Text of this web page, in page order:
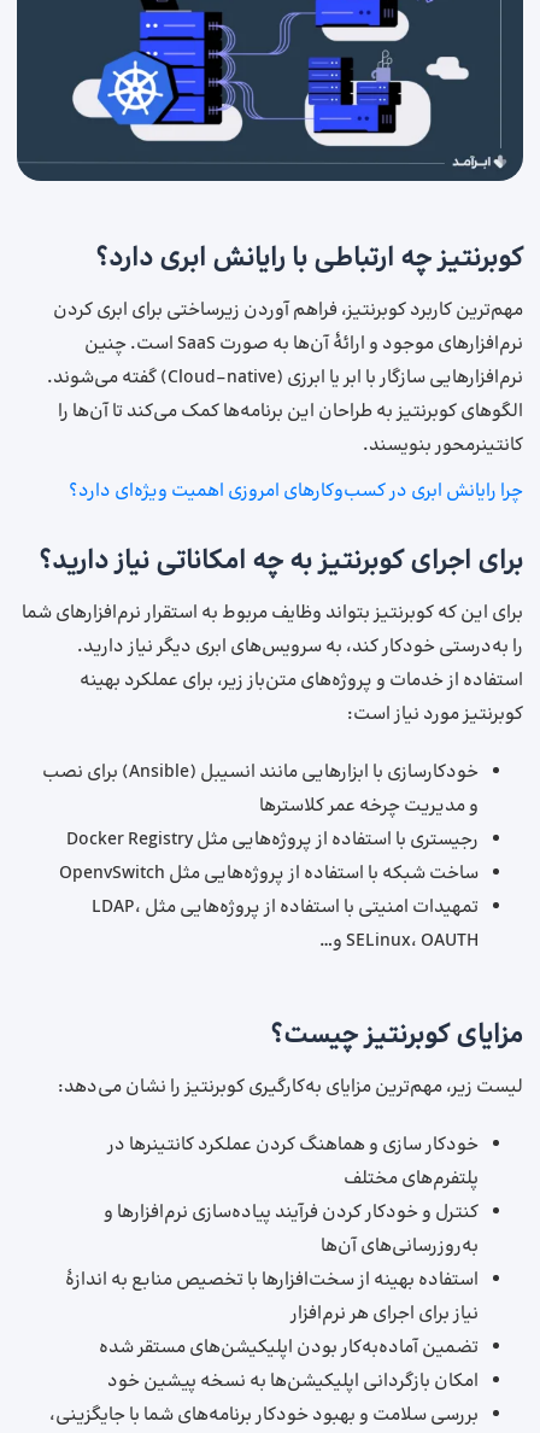
کوبرنتیز چه ارتباطی با رایانش ابری دارد؟
مهم‌ترین کاربرد کوبرنتیز، فراهم آوردن زیرساختی برای ابری کردن
نرم‌افزارهای موجود و ارائهٔ آن‌ها به صورت SaaS است. چنین
نرم‌افزارهایی سازگار با ابر یا ابرزی (Cloud-native) گفته می‌شوند.
الگوهای کوبرنتیز به طراحان این برنامه‌ها کمک می‌کند تا آن‌ها را
کانتینرمحور بنویسند.
چرا رایانش ابری در کسب‌وکارهای امروزی اهمیت ویژه‌ای دارد؟
برای اجرای کوبرنتیز به چه امکاناتی نیاز دارید؟
برای این که کوبرنتیز بتواند وظایف مربوط به استقرار نرم‌افزارهای شما
را به‌درستی خودکار کند، به سرویس‌های ابری دیگر نیاز دارید.
استفاده از خدمات و پروژه‌های متن‌باز زیر، برای عملکرد بهینه
کوبرنتیز مورد نیاز است:
خودکارسازی با ابزارهایی مانند انسیبل (Ansible) برای نصب
و مدیریت چرخه عمر کلاسترها
رجیستری با استفاده از پروژه‌هایی مثل Docker Registry
ساخت شبکه با استفاده از پروژه‌هایی مثل OpenvSwitch
تمهیدات امنیتی با استفاده از پروژه‌هایی مثل LDAP،
SELinux، OAUTH و…
مزایای کوبرنتیز چیست؟
لیست زیر، مهم‌ترین مزایای به‌کارگیری کوبرنتیز را نشان می‌دهد:
خودکار سازی و هماهنگ کردن عملکرد کانتینرها در
پلتفرم‌های مختلف
کنترل و خودکار کردن فرآیند پیاده‌سازی نرم‌افزارها و
به‌روزرسانی‌های آن‌ها
استفاده بهینه از سخت‌افزارها با تخصیص منابع به اندازهٔ
نیاز برای اجرای هر نرم‌افزار
تضمین آماده‌به‌کار بودن اپلیکیشن‌های مستقر شده
امکان بازگردانی اپلیکیشن‌ها به نسخه پیشین خود
بررسی سلامت و بهبود خودکار برنامه‌های شما با جایگزینی،